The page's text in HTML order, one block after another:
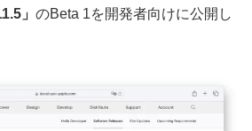
」 のBeta 1を開発者向けに公開し